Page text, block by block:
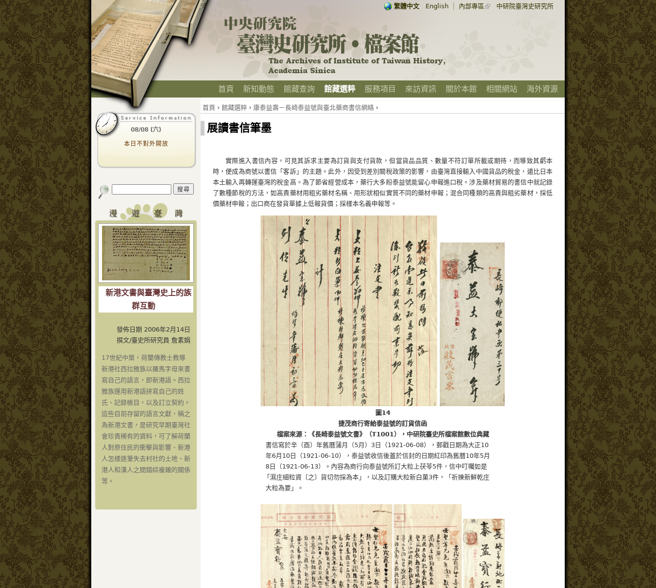
內部專區 中研院臺灣史研究所
繁體中文 English
首頁 新知動態 館藏查詢 館藏選粹 服務項目 來訪資訊 關於本館 相關網站 海外資源
08/08 (六)
本日不對外開放
新港文書與臺灣史上的族
群互動
發佈日期 2006年2月14日
撰文/臺史所研究員 詹素娟
17世紀中葉，荷蘭傳教士教導
新港社西拉雅族以羅馬字母來書
寫自己的語言，即新港語。西拉
雅族運用新港語拼寫自己的姓
氏、記錄帳目，以及訂立契約。
這些目前存留的語言文獻，稱之
為新港文書，是研究早期臺灣社
會珍貴稀有的資料，可了解荷蘭
人對原住民的衝擊與影響、新港
人怎樣逐筆失去村社的土地、新
港人和漢人之間錯綜複雜的關係
等。
首頁 › 館藏選粹› 康泰益壽－長崎泰益號與臺北藥商書信網絡›
展讀書信筆墨
實際進入書信內容，可見其訴求主要為訂貨與支付貨款，但當貨品品質、數量不符訂單所載或期待，而導致其虧本
時，便成為商號以書信「客訴」的主題。此外，因受到差別關稅政策的影響，由臺灣直接輸入中國貨品的稅金，遠比日本
本土輸入再轉運臺灣的稅金高。為了節省經營成本，藥行大多盼泰益號能留心申報進口稅。涉及藥材貿易的書信中就記錄
了數種節稅的方法，如高貴藥材用粗劣藥材名稱、用形狀相似實質不同的藥材申報；混合同種類的高貴與粗劣藥材，採低
價藥材申報；出口商在發貨單據上低報貨價；採樣本名義申報等。
圖14
捷茂商行寄給泰益號的訂貨信函
檔案來源：《長崎泰益號文書》（T1001），中研院臺史所檔案館數位典藏
書信寫於辛（酉）年舊曆蒲月（5月）3日（1921-06-08），郵戳日期為大正10
年6月10日（1921-06-10），泰益號收信後蓋於信封的日期紅印為舊曆10年5月
8日（1921-06-13）。內容為商行向泰益號所訂大粒上茯苓5件，信中叮囑如是
「濕庄細粒資〔之〕貨切勿採為本」，以及訂購大粒新白菓3件，「祈揀新鮮乾庄
大粒為要」。